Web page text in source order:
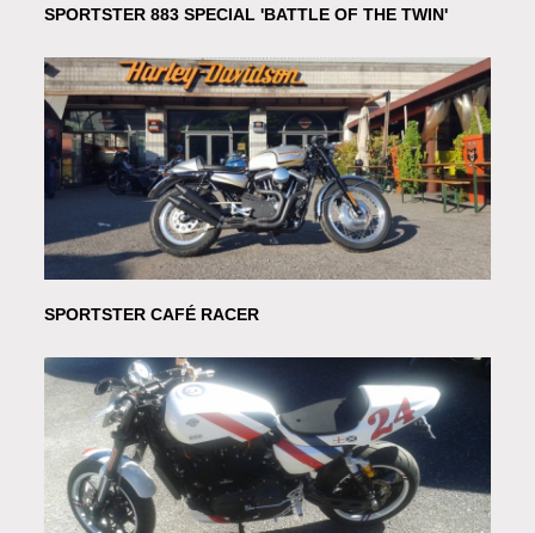
SPORTSTER 883 SPECIAL 'BATTLE OF THE TWIN'
SPORTSTER CAFÉ RACER